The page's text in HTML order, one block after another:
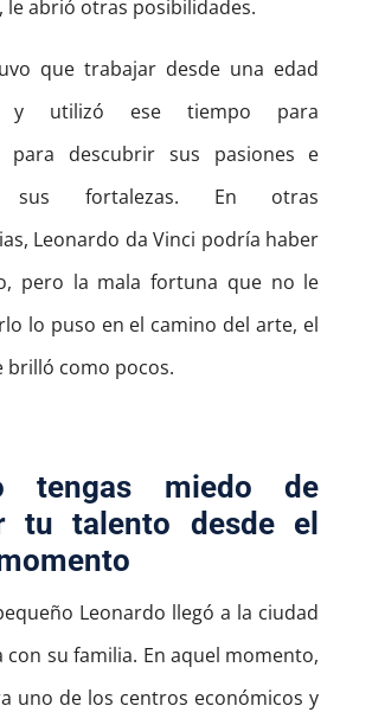
le abrió otras posibilidades.
que trabajar desde una edad
y utilizó ese tiempo para
para descubrir sus pasiones e
sus fortalezas. En otras
Leonardo da Vinci podría haber
pero la mala fortuna que no le
lo puso en el camino del arte, el
brilló como pocos.
tengas miedo de
tu talento desde el
Leonardo llegó a la ciudad
con su familia. En aquel momento,
uno de los centros económicos y